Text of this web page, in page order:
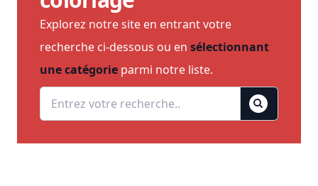
Explorez notre site en entrant votre
recherche ci-dessous ou en sélectionnant
une catégorie parmi notre liste.